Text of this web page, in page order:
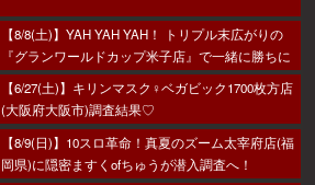
【8/8(土)】YAH YAH YAH！ トリプル末広がりの
『グランワールドカップ米子店』で一緒に勝ちに
行こうか～！
【6/27(土)】キリンマスク♀ベガビック1700枚方店
(大阪府大阪市)調査結果♡
【8/9(日)】10スロ革命！真夏のズーム太宰府店(福
岡県)に隠密ますくofちゅうが潜入調査へ！